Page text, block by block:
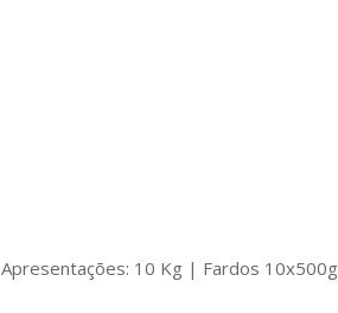
Apresentações: 10 Kg | Fardos 10x500g